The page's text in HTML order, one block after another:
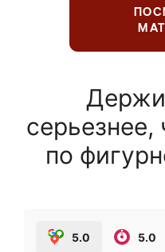
по
5.0 5.0